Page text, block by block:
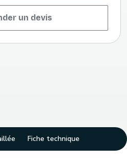
un devis
Fiche technique